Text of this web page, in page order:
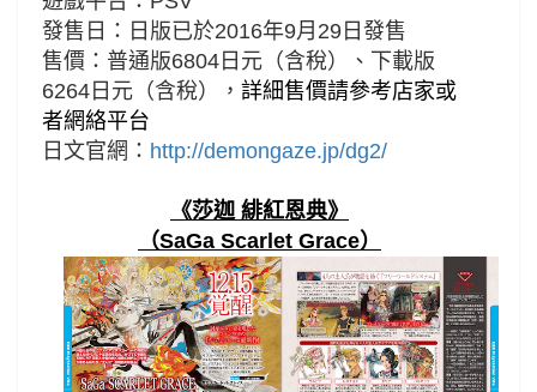
發售日： 日版已於2016年9月29日發售
售價： 普通版6804日元（含稅）、下載版
6264 日元（含稅）， 詳細售價請參考店家或
者網絡平台
日文官網： http://demongaze.jp/dg2/
《莎迦 緋紅恩典》
（SaGa Scarlet Grace）